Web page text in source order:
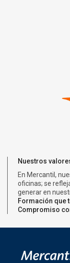
Nuestros
En Mercantil,
oficinas; se
generar en
Formación que
Creemos que la
Compromiso